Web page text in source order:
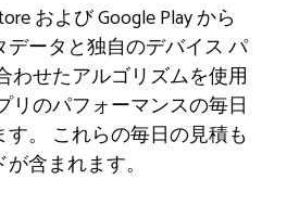
および Google Play から
ータと独自のデバイス パ
わせたアルゴリズムを使用
リのパフォーマンスの毎日
。 これらの毎日の見積も
含まれます。